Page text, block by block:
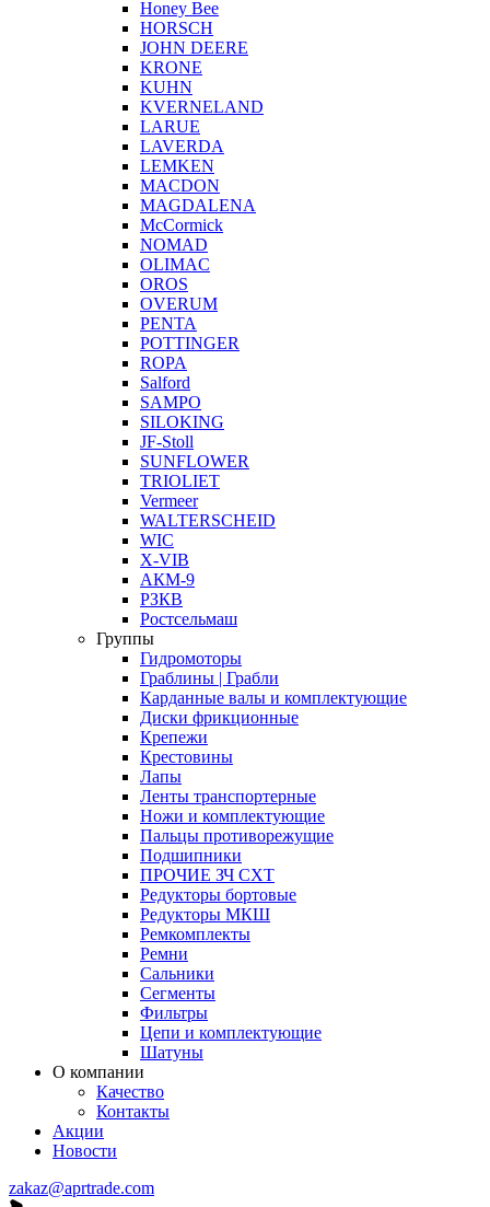
Honey Bee
HORSCH
JOHN DEERE
KRONE
KUHN
KVERNELAND
LARUE
LAVERDA
LEMKEN
MACDON
MAGDALENA
McCormick
NOMAD
OLIMAC
OROS
OVERUM
PENTA
POTTINGER
ROPA
Salford
SAMPO
SILOKING
JF-Stoll
SUNFLOWER
TRIOLIET
Vermeer
WALTERSCHEID
WIC
X-VIB
АКМ-9
РЗКВ
Ростсельмаш
Группы
Гидромоторы
Граблины | Грабли
Карданные валы и комплектующие
Диски фрикционные
Крепежи
Крестовины
Лапы
Ленты транспортерные
Ножи и комплектующие
Пальцы противорежущие
Подшипники
ПРОЧИЕ ЗЧ СХТ
Редукторы бортовые
Редукторы МКШ
Ремкомплекты
Ремни
Сальники
Сегменты
Фильтры
Цепи и комплектующие
Шатуны
О компании
Качество
Контакты
Акции
Новости
zakaz@aprtrade.com